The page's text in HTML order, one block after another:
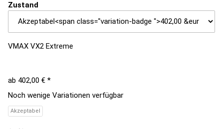
Zustand
VMAX VX2 Extreme
ab 402,00 € *
Noch wenige Variationen verfügbar
Akzeptabel